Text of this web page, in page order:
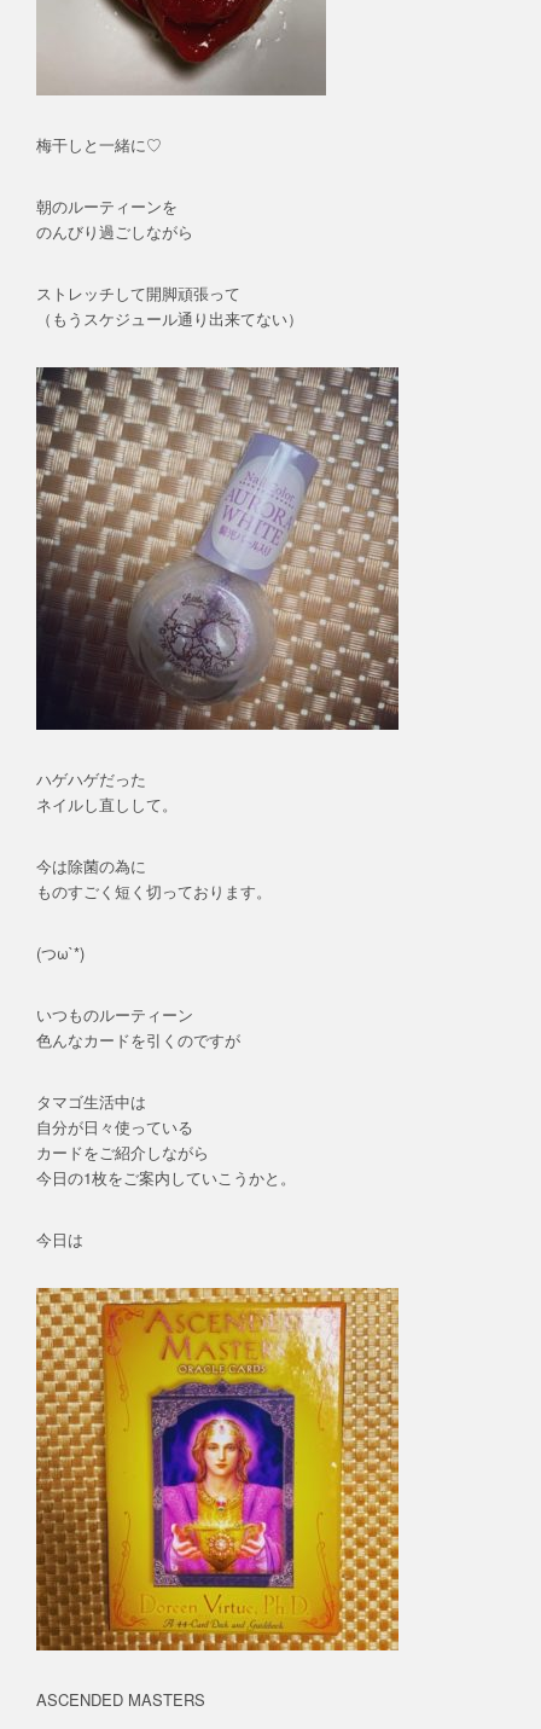
梅干しと一緒に♡
朝のルーティーンを
のんびり過ごしながら
ストレッチして開脚頑張って
（もうスケジュール通り出来てない）
ハゲハゲだった
ネイルし直しして。
今は除菌の為に
ものすごく短く切っております。
(つω`*)
いつものルーティーン
色んなカードを引くのですが
タマゴ生活中は
自分が日々使っている
カードをご紹介しながら
今日の1枚をご案内していこうかと。
今日は
ASCENDED MASTERS